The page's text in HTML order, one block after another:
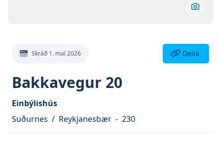
Skoða
Skráð 1. maí 2026 Deila eign
Deila
Bakkavegur 20
Einbýlishús
Suðurnes / Reykjanesbær - 230